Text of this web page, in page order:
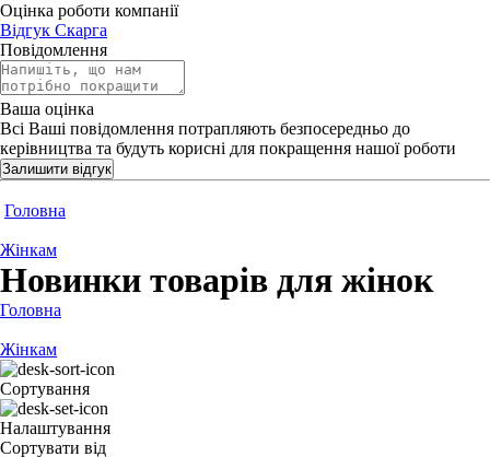
Оцінка роботи компанії
Відгук Скарга
Повідомлення
Ваша оцінка
Всі Ваші повідомлення потрапляють безпосередньо до
керівництва та будуть корисні для покращення нашої роботи
Залишити відгук
Головна
Жінкам
Новинки товарів для жінок
Головна
Жінкам
Сортування
Налаштування
Сортувати від